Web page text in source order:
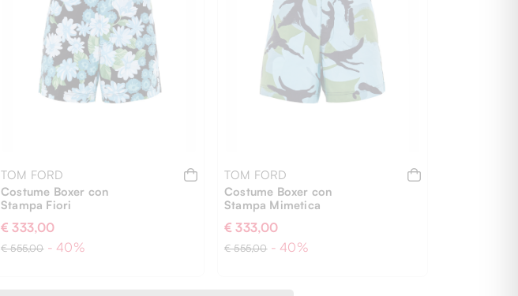
TOM FORD
Costume Boxer con
Stampa Fiori
€ 333,00
€ 555,00 - 40%
TOM FORD
Costume Boxer con
Stampa Mimetica
€ 333,00
€ 555,00 - 40%